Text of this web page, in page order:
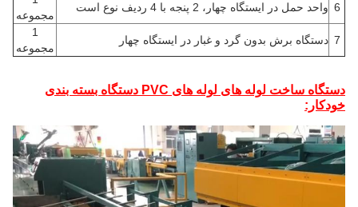
6
واحد حمل در ایستگاه چهار، 2 پنجه با 4 ردیف نوع است
مجموعه
7
دستگاه برش بدون گرد و غبار در ایستگاه چهار
مجموعه
دستگاه ساخت لوله های لوله های PVC
دستگاه بسته بندی
خودکار: